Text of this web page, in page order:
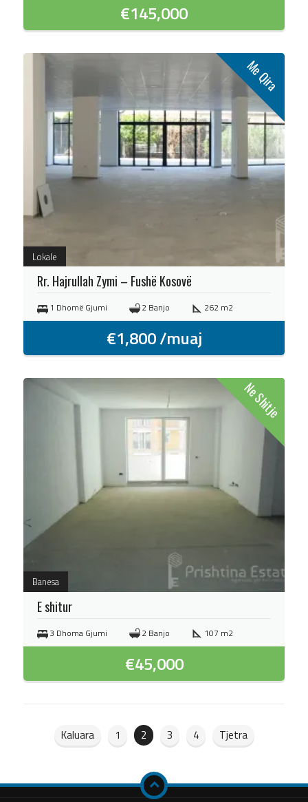
€145,000
Lokale
Me Qira
Rr. Hajrullah Zymi – Fushë Kosovë
1 Dhomë Gjumi 2 Banjo 262 m2
€1,800/muaj
Banesa
Ne Shitje
E shitur
3 Dhoma Gjumi 2 Banjo 107 m2
€45,000
Kaluara 1 2 3 4 Tjetra